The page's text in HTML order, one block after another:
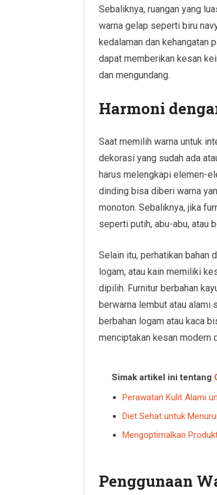
Sebaliknya, ruangan yang
warna gelap seperti biru
kedalaman dan kehangatan
dapat memberikan kesan
dan mengundang.
Harmoni
Saat memilih warna untuk
dekorasi yang sudah ada
harus melengkapi elemen-
dinding bisa diberi warna
monoton. Sebaliknya, jika
seperti putih, abu-abu, atau
Selain itu, perhatikan bahan
logam, atau kain memiliki
dipilih. Furnitur berbahan
berwarna lembut atau alami
berbahan logam atau kaca
menciptakan kesan modern
Simak artikel ini tentang
Perawatan Kulit Alami
Diet Sehat untuk
Mengoptimalkan
Penggunaan